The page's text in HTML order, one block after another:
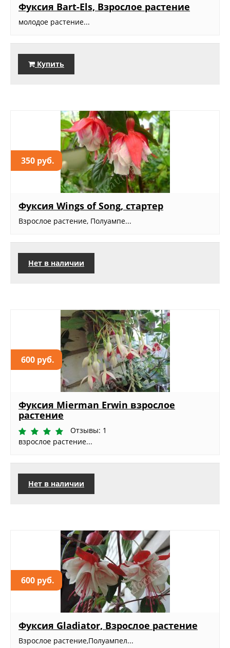
Фуксия Bart-Els, Взрослое растение
молодое растение...
Купить
350 руб.
Фуксия Wings of Song, стартер
Взрослое растение, Полуампе...
Нет в наличии
600 руб.
Фуксия Mierman Erwin взрослое
растение
Отзывы: 1
взрослое растение...
Нет в наличии
600 руб.
Фуксия Gladiator, Взрослое растение
Взрослое растение,Полуампел...